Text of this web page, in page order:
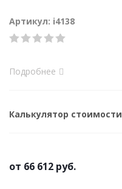
Артикул: i4138
Подробнее
Калькулятор стоимости
от 66 612 руб.